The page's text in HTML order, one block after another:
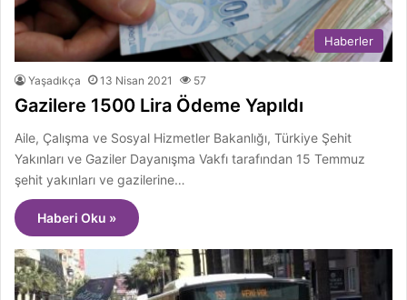
Haberler
Yaşadıkça 13 Nisan 2021 57
Gazilere 1500 Lira Ödeme Yapıldı
Aile, Çalışma ve Sosyal Hizmetler Bakanlığı, Türkiye Şehit
Yakınları ve Gaziler Dayanışma Vakfı tarafından 15 Temmuz
şehit yakınları ve gazilerine…
Haberi Oku »